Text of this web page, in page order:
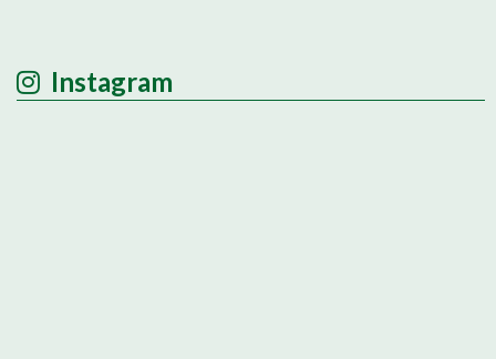
Instagram